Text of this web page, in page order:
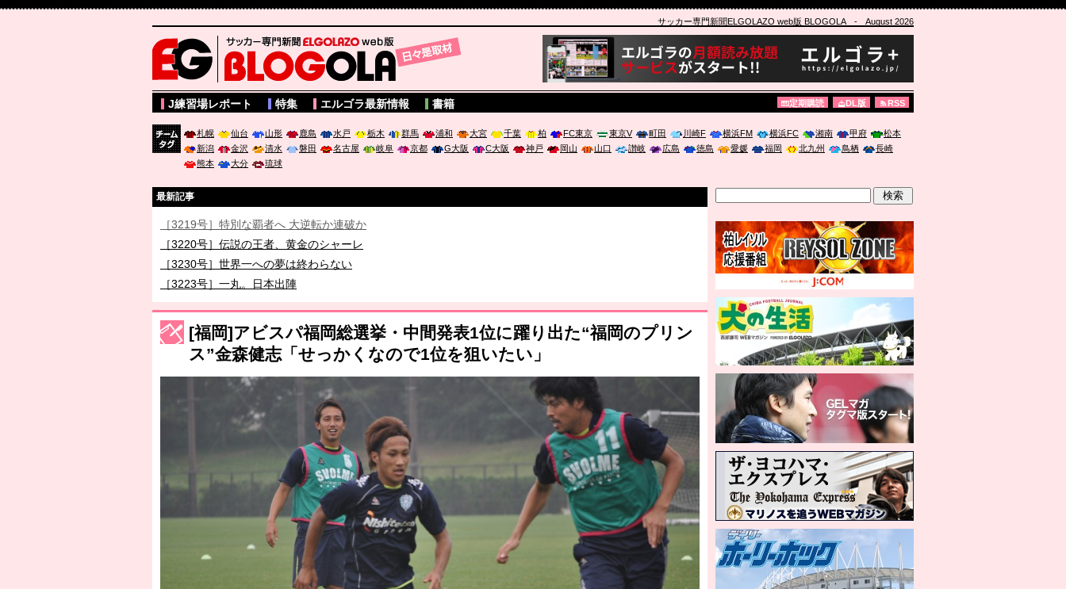
サッカー専門新聞ELGOLAZO web版 BLOGOLA- August 2026
サッカー専門新聞ELGOLAZO web版 BLOGOLA
J練習場レポート 特集 エルゴラ最新情報 書籍 定期購読 DL版 RSS
札幌 仙台 山形 鹿島 水戸 栃木 群馬 浦和 大宮 千葉 柏 FC東京 東京V 町田 川崎F 横浜FM 横浜FC 湘南 甲府
松本
新潟
金沢 清水 磐田 名古屋 岐阜 京都 G大阪 C大阪 神戸 岡山 山口 讃岐 広島 徳島 愛媛 福岡 北九州 鳥栖
長崎
熊本
大分 琉球
最新記事
［3219号］特別な覇者へ 大逆転か連破か
［3220号］伝説の王者、黄金のシャーレ
［3230号］世界一への夢は終わらない
［3223号］一丸。日本出陣
［3222号］史上最大のW杯開幕 注目は「個」
長谷川 アーリアジャスールさんがシンポジウム「気候変動から命を守る ～エネルギー危機時代の猛暑対策～」に登壇
[福岡]アビスパ福岡総選挙・中間発表1位に躍り出た“福岡のプリン
ス”金森健志「せっかくなので1位を狙いたい」